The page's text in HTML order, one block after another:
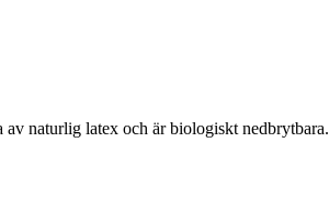
naturlig latex och är biologiskt nedbrytbara.